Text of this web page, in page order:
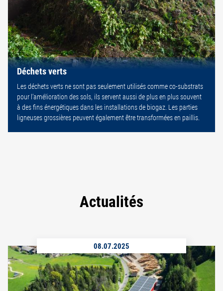
Déchets verts
Les déchets verts ne sont pas seulement utilisés comme co-substrats
pour l’amélioration des sols, ils servent aussi de plus en plus souvent
à des fins énergétiques dans les installations de biogaz. Les parties
ligneuses grossières peuvent également être transformées en paillis.
Actualités
08.07.2025